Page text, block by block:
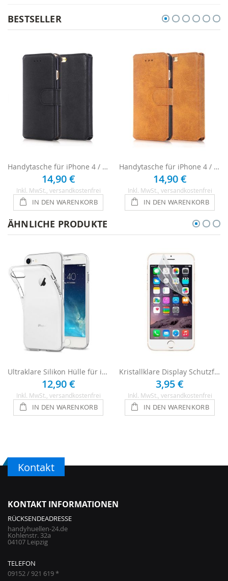
BESTSELLER
Handytasche für iPhone 4 / 4s - Schwarz
14,90 €
Inkl. MwSt. , versandkostenfrei
IN DEN WARENKORB
Handytasche für iPhone 4 / 4s - Braun
14,90 €
Inkl. MwSt. , versandkostenfrei
IN DEN WARENKORB
ÄHNLICHE PRODUKTE
Ultraklare Silikon Hülle für iPhone 4 / 4s - Transparent
12,90 €
Inkl. MwSt. , versandkostenfrei
IN DEN WARENKORB
Kristallklare Display Schutzfolie für iPhone 4 / 4s
3,95 €
Inkl. MwSt. , versandkostenfrei
IN DEN WARENKORB
Kontakt
KONTAKT INFORMATIONEN
RÜCKSENDEADRESSE
handyhuellen-24.de
Kohlenstr. 32a
04107 Leipzig
TELEFON
09152 / 921 619 *